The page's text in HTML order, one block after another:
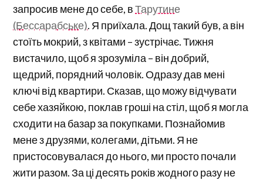
запросив мене до себе, вТарутине
(Бессарабське). Я приїхала. Дощ такий був, а він
стоїть мокрий, з квітами – зустрічає. Тижня
вистачило, щоб я зрозуміла – він добрий,
щедрий, порядний чоловік. Одразу дав мені
ключі від квартири. Сказав, що можу відчувати
себе хазяйкою, поклав гроші на стіл, щоб я могла
сходити на базар за покупками. Познайомив
мене з друзями, колегами, дітьми. Я не
пристосовувалася до нього, ми просто почали
жити разом. За ці десять років жодного разу не